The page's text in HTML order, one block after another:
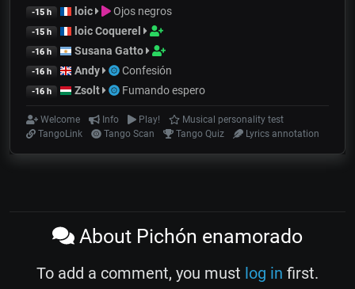
-15 h loic Ojos negros
-15 h loic Coquerel
-16 h Susana Gatto
-16 h Andy Confesión
-16 h Zsolt Fumando espero
Welcome Info Play!
Musical personality test
TangoLink
Tango Scan Tango Quiz Lyrics annotation
About Pichón enamorado
To add a comment, you must log in first.